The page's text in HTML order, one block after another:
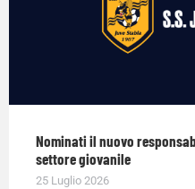
Nominati il nuovo
settore giovanile
25 Luglio 2026